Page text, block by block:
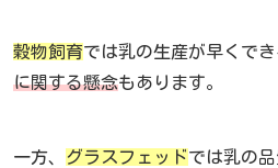
穀物飼育では乳の生産が早くでき
に関する懸念もあります。
一方、 グラスフェッドでは乳の